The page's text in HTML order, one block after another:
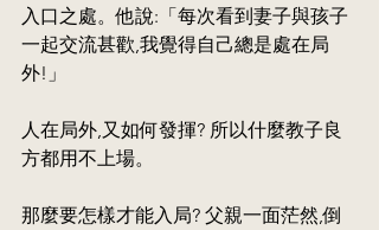
入口之處。他說:「每次看到妻子與孩子
一起交流甚歡,我覺得自己總是處在局
外!」
人在局外,又如何發揮? 所以什麼教子良
方都用不上場。
那麼要怎樣才能入局? 父親一面茫然,倒